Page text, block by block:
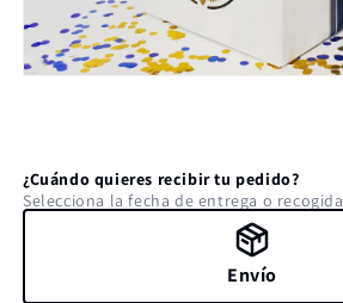
una
ventana
modal
¿Cuándo quieres recibir tu pedido?
Selecciona la fecha de entrega o recogida
Envío